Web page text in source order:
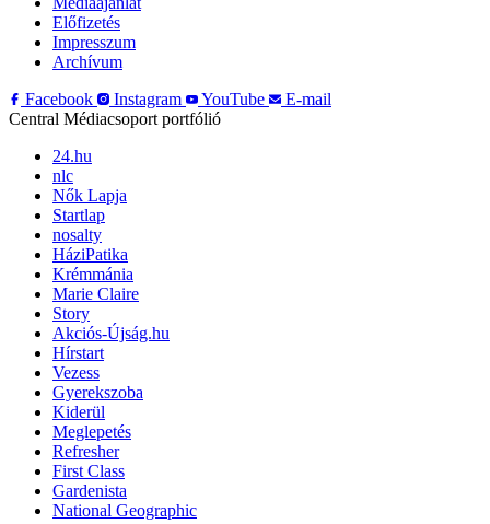
Előfizetés
Impresszum
Archívum
Facebook
Instagram YouTube
E-mail
Central Médiacsoport portfólió
24.hu
nlc
Nők Lapja
Startlap
nosalty
HáziPatika
Krémmánia
Marie Claire
Story
Akciós-Újság.hu
Hírstart
Vezess
Gyerekszoba
Kiderül
Meglepetés
Refresher
First Class
Gardenista
National Geographic